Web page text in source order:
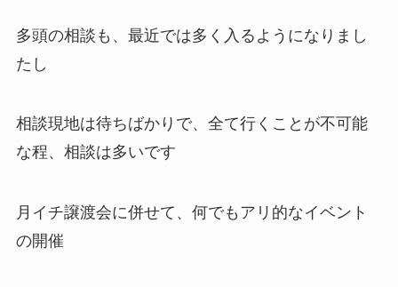
多頭の相談も、最近では多く入るようになりまし
たし
相談現地は待ちばかりで、全て行くことが不可能
な程、相談は多いです
月イチ譲渡会に併せて、何でもアリ的なイベント
の開催